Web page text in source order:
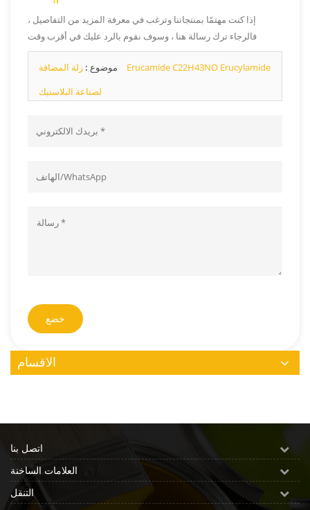
إذا كنت مهتمًا بمنتجاتنا وترغب في معرفة المزيد من التفاصيل ،
فالرجاء ترك رسالة هنا ، وسوف نقوم بالرد عليك في أقرب وقت
ممكن.
موضوع : زلة المضافة Erucamide C22H43NO Erucylamide
لصناعة البلاستيك
خضع
الاقسام
اتصل بنا
العلامات الساخنة
التنقل